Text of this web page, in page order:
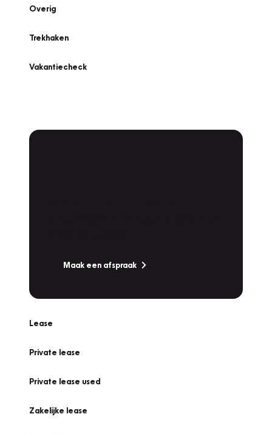
Overig
Trekhaken
Vakantiecheck
Maak een afspraak
Lease
Private lease
Private lease used
Zakelijke lease